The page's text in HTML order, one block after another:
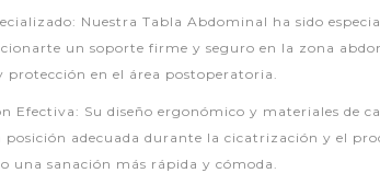
Nuestra Tabla Abdominal ha sido
un soporte firme y seguro en la zona
protección en el área postoperatoria.
Efectiva: Su diseño ergonómico y materiales de
adecuada durante la cicatrización y el
una sanación más rápida y cómoda.